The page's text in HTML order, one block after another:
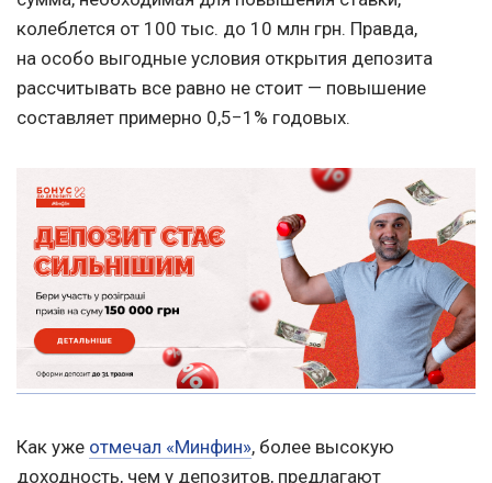
колеблется от 100 тыс. до 10 млн грн. Правда,
на особо выгодные условия открытия депозита
рассчитывать все равно не стоит — повышение
составляет примерно 0,5−1% годовых.
Как уже отмечал «Минфин», более высокую
доходность, чем у депозитов, предлагают